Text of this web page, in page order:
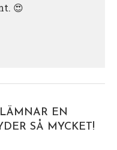
😍
EN
SÅ MYCKET!